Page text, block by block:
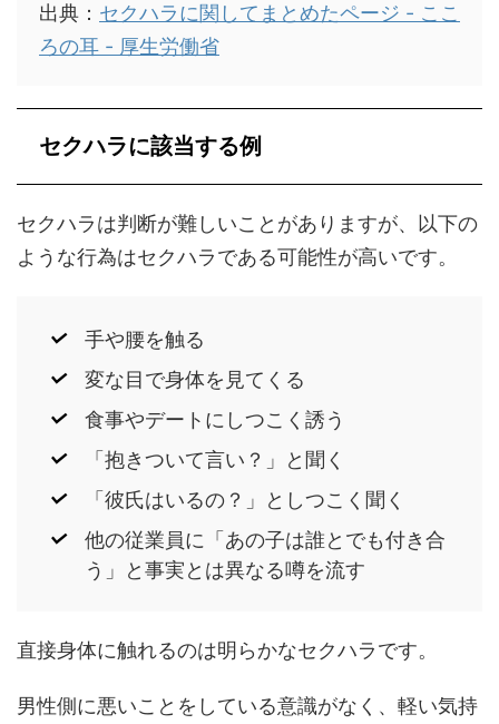
出典： セクハラに関してまとめたページ - ここ
ろの耳 - 厚生労働省
セクハラに該当する例
セクハラは判断が難しいことがありますが、以下の
ような行為はセクハラである可能性が高いです。
手や腰を触る
変な目で身体を見てくる
食事やデートにしつこく誘う
「抱きついて言い？」と聞く
「彼氏はいるの？」としつこく聞く
他の従業員に「あの子は誰とでも付き合
う」と事実とは異なる噂を流す
直接身体に触れるのは明らかなセクハラです。
男性側に悪いことをしている意識がなく、軽い気持